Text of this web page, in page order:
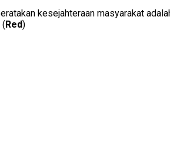
kesejahteraan masyarakat
Red)